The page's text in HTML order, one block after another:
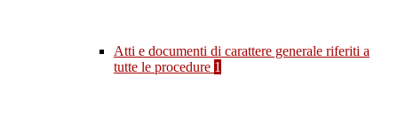
Atti e documenti di carattere generale riferiti a
tutte le procedure 1